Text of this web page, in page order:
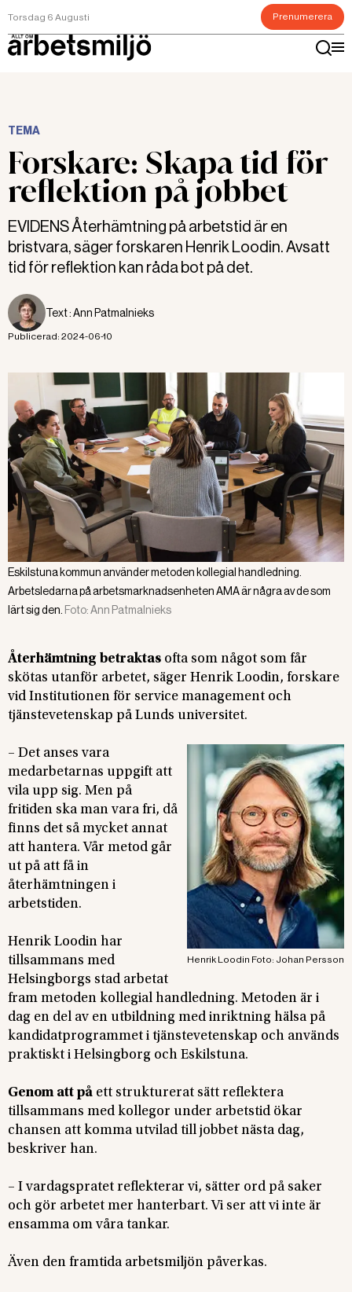
Torsdag 6 Augusti Prenumerera
TEMA
Forskare: Skapa tid för
reflektion på jobbet
EVIDENS Återhämtning på arbetstid är en
bristvara, säger forskaren Henrik Loodin. Avsatt
tid för reflektion kan råda bot på det.
Text :Ann Patmalnieks
Publicerad: 2024-06-10
Eskilstuna kommun använder metoden kollegial handledning.
Arbetsledarna på arbetsmarknadsenheten AMA är några av de som
lärt sig den. Foto:Ann Patmalnieks
Återhämtning betraktas ofta som något som får
skötas utanför arbetet, säger Henrik Loodin, forskare
vid Institutionen för service management och
tjänstevetenskap på Lunds universitet.
Henrik Loodin Foto: Johan Persson
– Det anses vara
medarbetarnas uppgift att
vila upp sig. Men på
fritiden ska man vara fri, då
finns det så mycket annat
att hantera. Vår metod går
ut på att få in
återhämtningen i
arbetstiden.
Henrik Loodin har
tillsammans med
Helsingborgs stad arbetat
fram metoden kollegial handledning. Metoden är i
dag en del av en utbildning med inriktning hälsa på
kandidatprogrammet i tjänstevetenskap och används
praktiskt i Helsingborg och Eskilstuna.
Genom att på ett strukturerat sätt reflektera
tillsammans med kollegor under arbetstid ökar
chansen att komma utvilad till jobbet nästa dag,
beskriver han.
– I vardagspratet reflekterar vi, sätter ord på saker
och gör arbetet mer hanterbart. Vi ser att vi inte är
ensamma om våra tankar.
Även den framtida arbetsmiljön påverkas.